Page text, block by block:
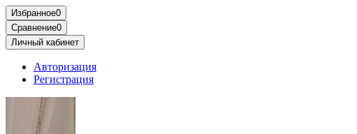
Избранное0
Сравнение0
Личный кабинет
Авторизация
Регистрация